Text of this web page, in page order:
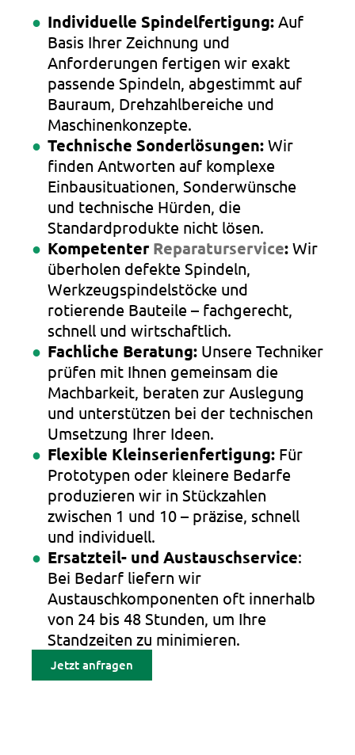
Individuelle Spindelfertigung: Auf
Basis Ihrer Zeichnung und
Anforderungen fertigen wir exakt
passende Spindeln, abgestimmt auf
Bauraum, Drehzahlbereiche und
Maschinenkonzepte.
Technische Sonderlösungen: Wir
finden Antworten auf komplexe
Einbausituationen, Sonderwünsche
und technische Hürden, die
Standardprodukte nicht lösen.
KompetenterReparaturservice: Wir
überholen defekte Spindeln,
Werkzeugspindelstöcke und
rotierende Bauteile – fachgerecht,
schnell und wirtschaftlich.
Fachliche Beratung: Unsere Techniker
prüfen mit Ihnen gemeinsam die
Machbarkeit, beraten zur Auslegung
und unterstützen bei der technischen
Umsetzung Ihrer Ideen.
Flexible Kleinserienfertigung: Für
Prototypen oder kleinere Bedarfe
produzieren wir in Stückzahlen
zwischen 1 und 10 – präzise, schnell
und individuell.
Ersatzteil- und Austauschservice:
Bei Bedarf liefern wir
Austauschkomponenten oft innerhalb
von 24 bis 48 Stunden, um Ihre
Standzeiten zu minimieren.
Jetzt anfragen